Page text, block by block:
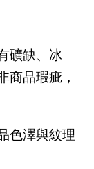
礦缺、冰
商品瑕疵，
色澤與紋理